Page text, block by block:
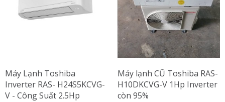
Máy Lạnh Toshiba
Inverter RAS- H24S5KCVG-
V - Công Suất 2.5Hp
Máy lạnh CŨ Toshiba RAS-
H10DKCVG-V 1Hp Inverter
còn 95%